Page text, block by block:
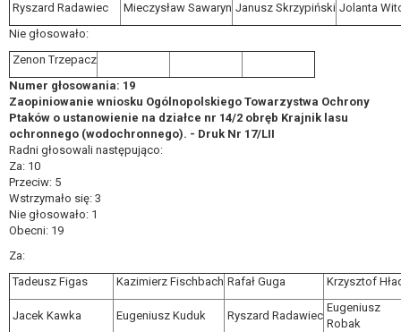
Ryszard Radawiec
Mieczysław Sawaryn Janusz Skrzypiński Jolanta
Nie głosowało:
Zenon Trzepacz
Numer głosowania: 19
Zaopiniowanie wniosku Ogólnopolskiego Towarzystwa Ochrony
Ptaków o ustanowienie na działce nr 14/2 obręb Krajnik lasu
ochronnego (wodochronnego). - Druk Nr 17/LII
Radni głosowali następująco:
Za: 10
Przeciw: 5
Wstrzymało się: 3
Nie głosowało: 1
Obecni: 19
Za:
Tadeusz Figas
Kazimierz Fischbach Rafał Guga Krzysztof
Jacek Kawka Eugeniusz Kuduk Ryszard Radawiec
Eugeniusz
Robak